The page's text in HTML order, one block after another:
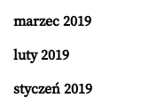
marzec 2019
luty 2019
styczeń 2019